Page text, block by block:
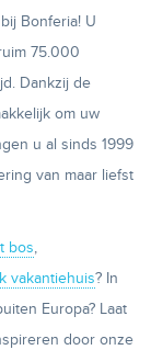
Bonferia! U
75.000
Dankzij de
om uw
u al sinds 1999
van maar liefst
bos,
vakantiehuis? In
Europa? Laat
door onze